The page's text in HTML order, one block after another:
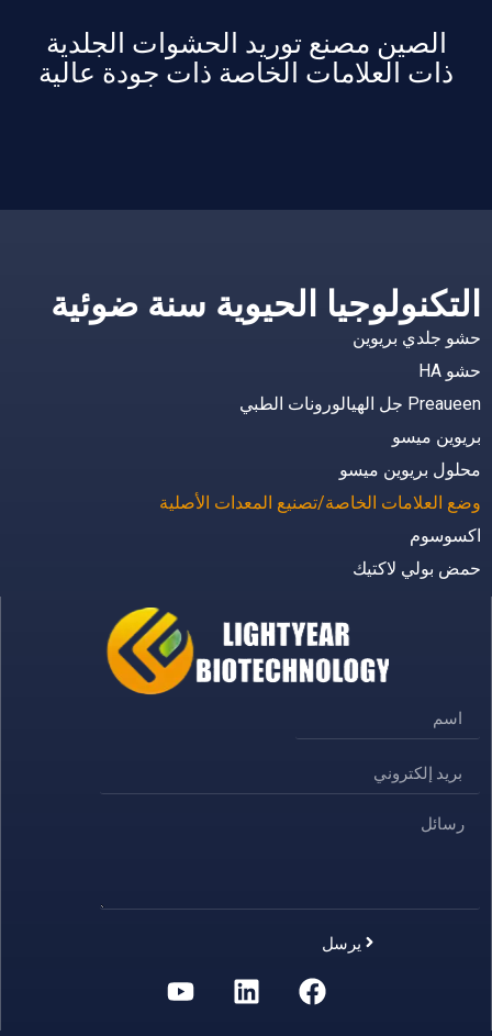
الصين مصنع توريد الحشوات الجلدية
ذات العلامات الخاصة ذات جودة عالية
التكنولوجيا الحيوية سنة ضوئية
حشو جلدي بريوين
حشو HA
Preaueen جل الهيالورونات الطبي
بريوين ميسو
محلول بريوين ميسو
وضع العلامات الخاصة/تصنيع المعدات الأصلية
اكسوسوم
حمض بولي لاكتيك
يرسل